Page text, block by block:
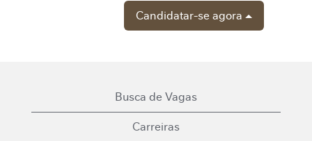
Candidatar-se agora
Busca de Vagas
Carreiras